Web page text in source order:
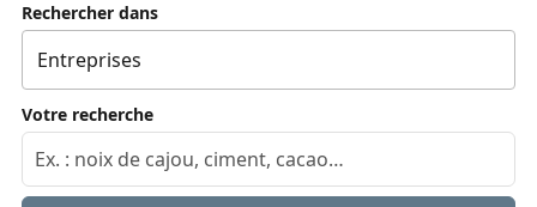
Rechercher dans
Votre recherche